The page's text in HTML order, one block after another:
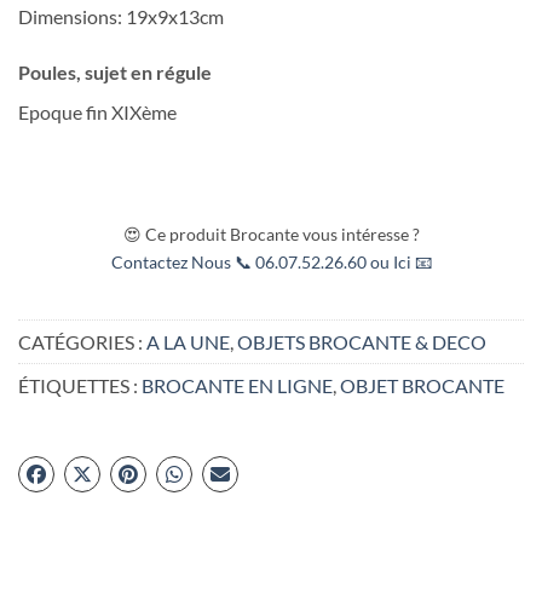
Dimensions: 19x9x13cm
Poules, sujet en régule
Epoque fin XIXème
😍 Ce produit Brocante vous intéresse ?
Contactez Nous 📞 06.07.52.26.60 ou Ici 📧
CATÉGORIES : A LA UNE OBJETS BROCANTE & DECO
ÉTIQUETTES : BROCANTE EN LIGNE OBJET BROCANTE